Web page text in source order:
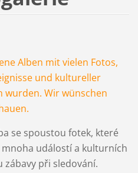
Alben mit vielen Fotos,
und kultureller
Wir wünschen
se spoustou fotek, které
událostí a kulturních
zábavy při sledování.